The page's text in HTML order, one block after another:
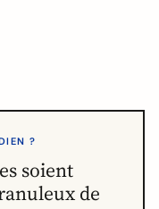
?
soient
de